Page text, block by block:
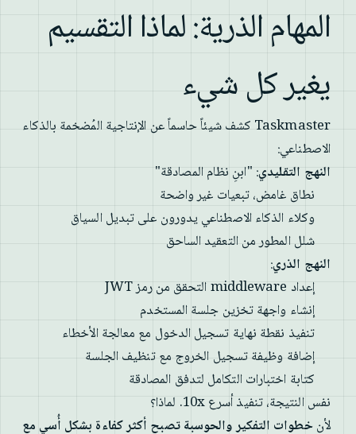
المهام الذرية: لماذا التقسيم
يغير كل شيء
Taskmaster كشف شيئاً حاسماً عن الإنتاجية المُضخمة بالذكاء
الاصطناعي:
النهج التقليدي: "ابنِ نظام المصادقة"
نطاق غامض، تبعيات غير واضحة
وكلاء الذكاء الاصطناعي يدورون على تبديل السياق
شلل المطور من التعقيد الساحق
النهج الذري:
إعداد middleware التحقق من رمز JWT
إنشاء واجهة تخزين جلسة المستخدم
تنفيذ نقطة نهاية تسجيل الدخول مع معالجة الأخطاء
إضافة وظيفة تسجيل الخروج مع تنظيف الجلسة
كتابة اختبارات التكامل لتدفق المصادقة
نفس النتيجة، تنفيذ أسرع 10x. لماذا؟
لأنخطوات التفكير والحوسبة تصبح أكثر كفاءة بشكل أُسي مع